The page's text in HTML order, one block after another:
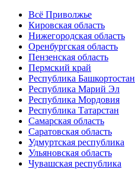
Всё Приволжье
Кировская область
Нижегородская область
Оренбургская область
Пензенская область
Пермский край
Республика Башкортостан
Республика Марий Эл
Республика Мордовия
Республика Татарстан
Самарская область
Саратовская область
Удмуртская республика
Ульяновская область
Чувашская республика